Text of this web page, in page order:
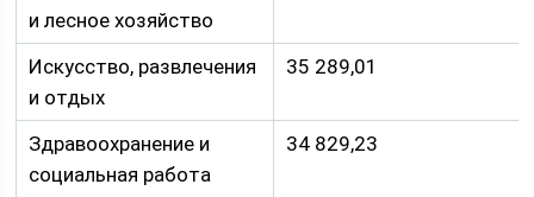
и лесное хозяйство
Искусство, развлечения
и отдых
35 289,01
Здравоохранение и
социальная работа
34 829,23